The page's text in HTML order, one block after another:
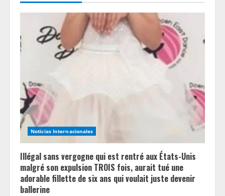
R
a
d
i
n
g
Noticias Internacionales
Illégal sans vergogne qui est rentré aux États-Unis
malgré son expulsion TROIS fois, aurait tué une
adorable fillette de six ans qui voulait juste devenir
ballerine